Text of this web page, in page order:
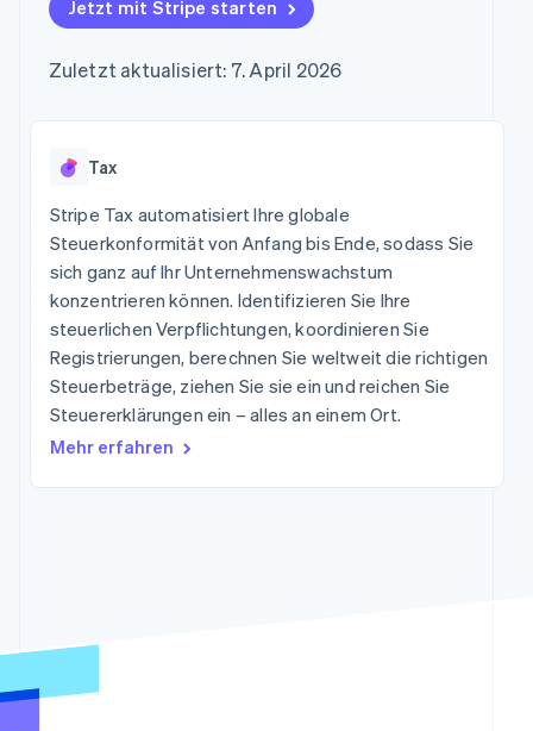
Zugriff auf mehr als
Terminal
Optimierung der
Autorisierungsraten
Link
Beschleunigter
Bezahlvorgang
Financial
Connections
Verbundene
Finanzdaten
Data Pipeline
Datensynchronisierung
Mehr
Product roadmap
Identity
Geldmanagement
SaaS
KI-Unternehmen
Creator Economy
Gaming
Bewirtung, Reisen und
Freizeit
Versicherungen
Medien und
Unterhaltung
Gemeinnützige
Organisationen
Fachdienstleistungen
Öffentlicher Sektor
Marktplatz auf
Abonnementverwaltung
nutzungsbasierte
geht´s
Bereitstellung und
Verwaltung von
Diensten mit Agenten
Ressourcen
App-Integrationen
Code-Beispiele
API-Status
Produkt-Roadmap
Karriere
Stripe Press
Kontakt
Sales-Team
kontaktieren
Partner werden
Jetzt mit Stripe starten
Zuletzt aktualisiert: 7. April 2026
Tax
Stripe Tax automatisiert Ihre globale
Steuerkonformität von Anfang bis Ende, sodass Sie
sich ganz auf Ihr Unternehmenswachstum
konzentrieren können. Identifizieren Sie Ihre
steuerlichen Verpflichtungen, koordinieren Sie
Registrierungen, berechnen Sie weltweit die richtigen
Steuerbeträge, ziehen Sie sie ein und reichen Sie
Steuererklärungen ein – alles an einem Ort.
Mehr erfahren